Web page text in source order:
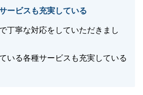
ービスも充実している
丁寧な対応をしていただきまし
いる各種サービスも充実している